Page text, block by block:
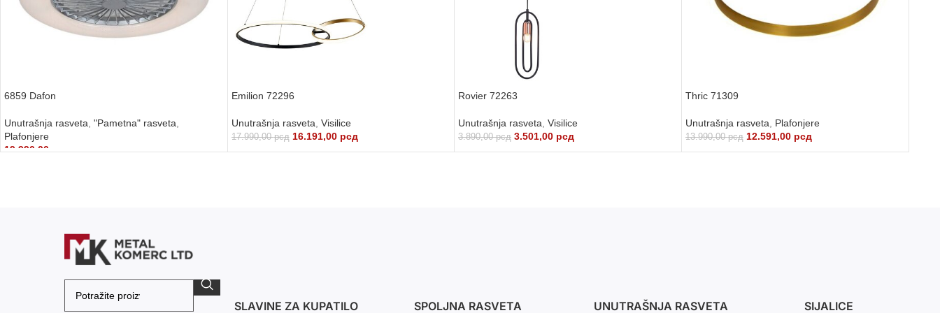
6859 Dafon
Unutrašnja rasveta, "Pametna" rasveta,
Plafonjere
19.990,00рсд
Emilion 72296
Unutrašnja rasveta, Visilice
17.990,00рсд 16.191,00 рсд
DODAJ U KORPU
Rovier 72263
Unutrašnja rasveta, Visilice
3.890,00рсд 3.501,00 рсд
DODAJ U KORPU
Thric 71309
Unutrašnja rasveta, Plafonjere
13.990,00рсд 12.591,00 рсд
DODAJ U KORPU
SLAVINE ZA KUPATILO SPOLJNA RASVETA UNUTRAŠNJA RASVETA SIJALICE